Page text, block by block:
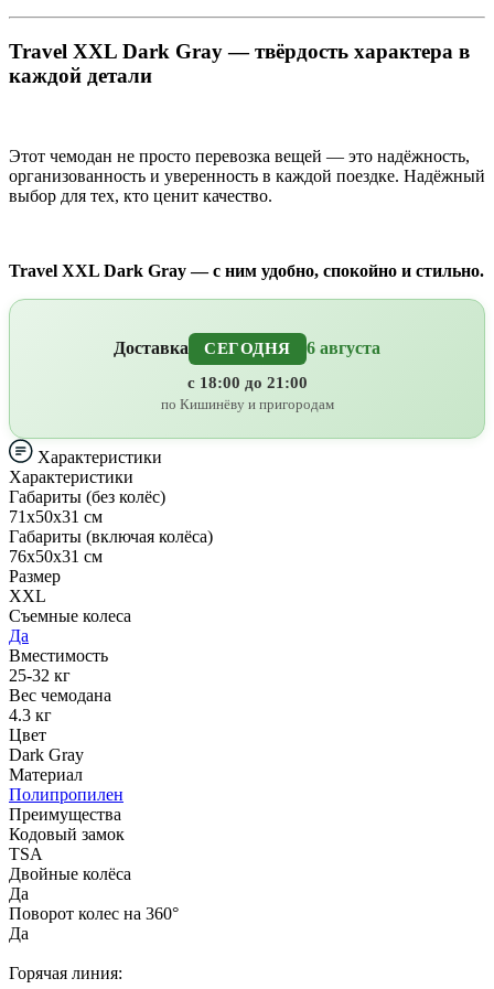
Travel XXL Dark Gray — твёрдость характера в
каждой детали
Этот чемодан не просто перевозка вещей — это надёжность,
организованность и уверенность в каждой поездке. Надёжный
выбор для тех, кто ценит качество.
Travel XXL Dark Gray — с ним удобно, спокойно и стильно.
Доставка СЕГОДНЯ 6 августа
с 18:00 до 21:00
по Кишинёву и пригородам
Характеристики
Характеристики
Габариты (без колёс)
71х50х31 см
Габариты (включая колёса)
76х50х31 см
Размер
XXL
Съемные колеса
Да
Вместимость
25-32 кг
Вес чемодана
4.3 кг
Цвет
Dark Gray
Материал
Полипропилен
Преимущества
Кодовый замок
TSA
Двойные колёса
Да
Поворот колес на 360°
Да
Горячая линия: